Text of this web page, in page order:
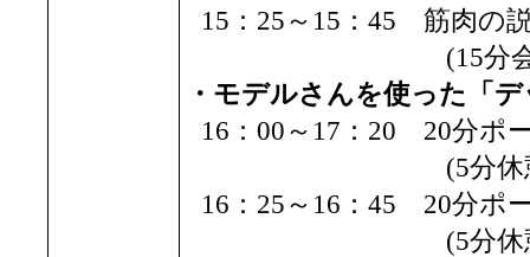
15：25～15：45 筋肉の
(15分会場準
・モデルさんを使った「
16：00～17：20 20分ポ
(5分休
16：25～16：45 20分ポ
(5分休